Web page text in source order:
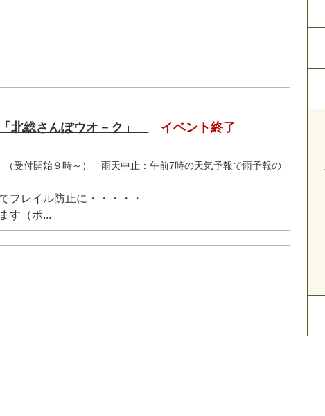
北総さんぽウオ－ク」 イベント終了
（受付開始９時～） 雨天中止：午前7時の天気予報で雨予報の
フレイル防止に・・・・・
す（ポ...